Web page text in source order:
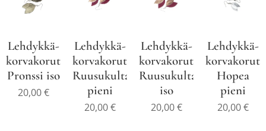
Lehdykkä-
korvakorut
Pronssi iso
20,00€
Lehdykkä-
korvakorut
Ruusukultaluumu
pieni
20,00€
Lehdykkä-
korvakorut
Ruusukultaluumu
iso
20,00€
Lehdykkä-
korvakorut
Hopea
pieni
20,00€